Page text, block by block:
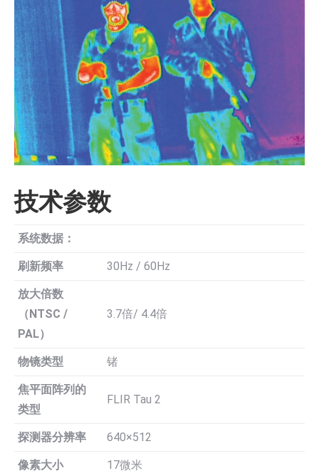
技术参数
系统数据：
刷新频率 30Hz / 60Hz
放大倍数
（NTSC /
PAL）
3.7倍/ 4.4倍
物镜类型 锗
焦平面阵列的
类型
FLIR Tau 2
探测器分辨率 640×512
像素大小 17微米